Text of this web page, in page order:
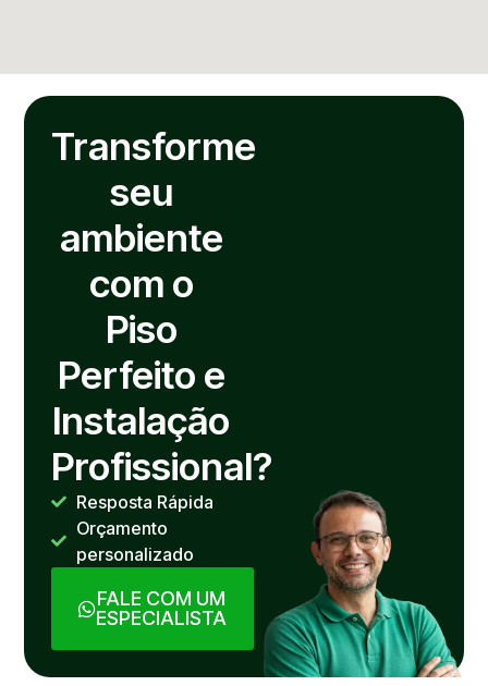
Transforme
seu
ambiente
com o
Piso
Perfeito e
Instalação
Profissional?
Resposta Rápida
Orçamento
personalizado
FALE COM UM
ESPECIALISTA